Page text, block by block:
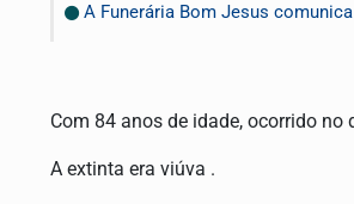
A Funerária Bom Jesus
Com 84 anos de idade, ocorrido
A extinta era viúva .